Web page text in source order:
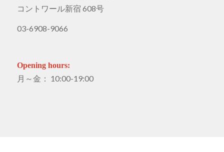
コントワール新宿 608号
03-6908-9066
Opening hours:
月～金： 10:00-19:00